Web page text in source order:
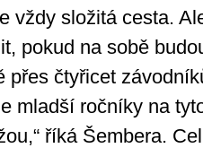
vždy složitá cesta.
pokud na sobě
přes čtyřicet
mladší ročníky na
říká Šembera.